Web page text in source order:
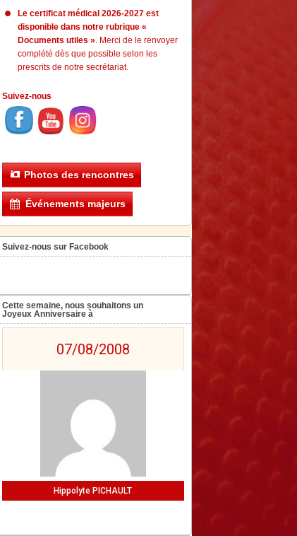
Le certificat médical 2026-2027 est
disponible dans notre rubrique «
Documents utiles ». Merci de le renvoyer
complété dès que possible selon les
prescrits de notre secrétariat.
Suivez-nous
Photos des rencontres
Événements majeurs
Suivez-nous sur Facebook
Cette semaine, nous souhaitons un
Joyeux Anniversaire à
07/08/2008
Hippolyte PICHAULT